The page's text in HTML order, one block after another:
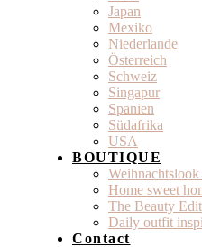
Japan
Mexiko
Niederlande
Österreich
Schweiz
Singapur
Spanien
Südafrika
USA
BOUTIQUE
Home sweet
The Beauty Edit
Daily outfit
Contact